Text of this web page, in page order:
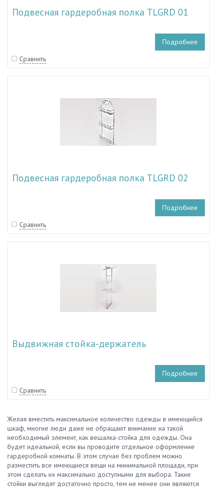
Подвесная гардеробная полка TLGRD 01
Подробнее
Сравнить
Подвесная гардеробная полка TLGRD 02
Подробнее
Сравнить
Выдвижная стойка-держатель
Подробнее
Сравнить
Желая вместить максимальное количество одежды в имеющийся
шкаф, многие люди даже не обращают внимание на такой
необходимый элемент, как вешалка-стойка для одежды. Она
будет идеальной, если вы проводите отдельное оформление
гардеробной комнаты. В этом случае без проблем можно
разместить все имеющиеся вещи на минимальной площади, при
этом сделать их максимально доступными для выбора. Такие
стойки выглядят достаточно просто, тем не менее они являются